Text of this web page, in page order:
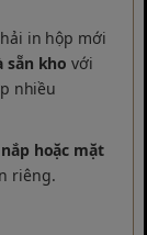
in hộp mới
sẵn kho với
nhiều
hoặc mặt
riêng.